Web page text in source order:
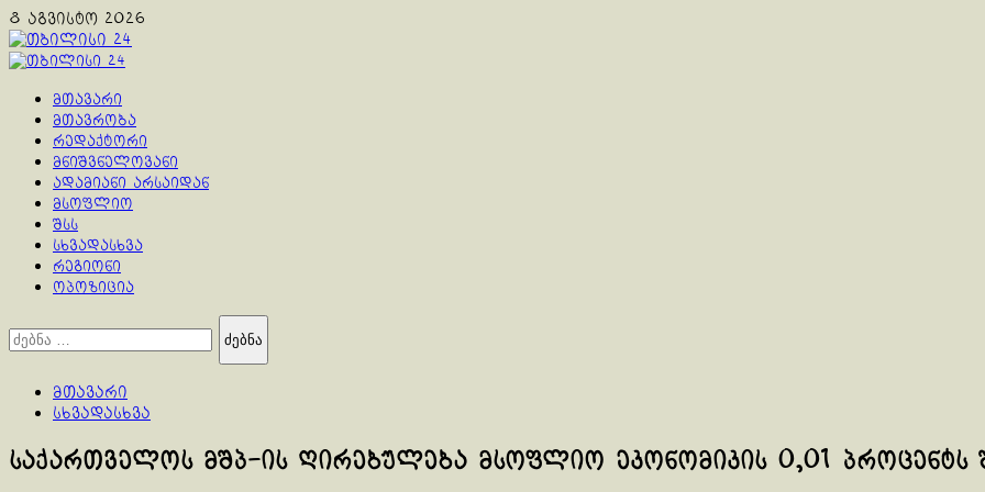
Skip
to
content
8 აგვისტო 2026
Primary
მთავარი
მთავრობა
რედაქტორი
მნიშვნელოვანი
ადამიანი არსაიდან
მსოფლიო
შსს
სხვადასხვა
რეგიონი
ოპოზიცია
ძებნა:
მთავარი
სხვადასხვა
საქართველოს მშპ-ის ღირებულება მსოფლიო ეკონომიკის 0,01 პროცენტს